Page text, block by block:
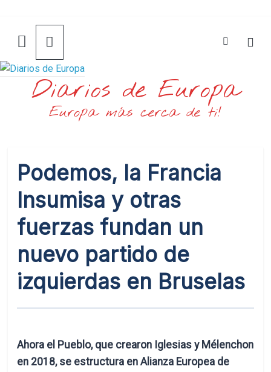
contenido
Diarios de Europa
Europa más cerca de ti!
Podemos, la Francia
Insumisa y otras
fuerzas fundan un
nuevo partido de
izquierdas en Bruselas
Ahora el Pueblo, que crearon Iglesias y Mélenchon
en 2018, se estructura en Alianza Europea de